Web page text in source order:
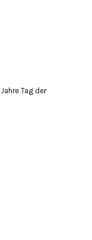
Tag der